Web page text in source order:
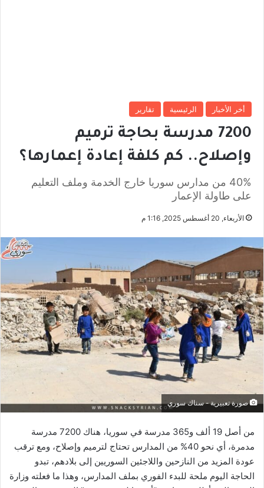
أخر الأخبار الرئيسية تقارير
7200 مدرسة بحاجة ترميم
وإصلاح.. كم كلفة إعادة إعمارها؟
40% من مدارس سوريا خارج الخدمة وملف التعليم
على طاولة الإعمار
الأربعاء, 20 أغسطس 2025, 1:16 م
صورة تعبيرية - سناك سوري
من أصل 19 ألف و365 مدرسة في سوريا، هناك 7200 مدرسة
مدمرة، أي نحو 40% من المدارس تحتاج لترميم وإصلاح، ومع ترقب
عودة المزيد من النازحين واللاجئين السوريين إلى بلادهم، تبدو
الحاجة اليوم ملحة للبدء الفوري بملف المدارس، وهذا ما فعلته وزارة